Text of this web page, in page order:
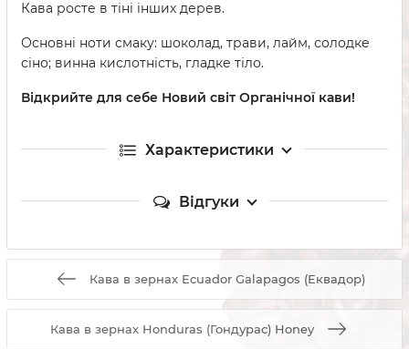
Кава росте в тіні інших дерев.
Основні ноти смаку: шоколад, трави, лайм, солодке
сіно; винна кислотність, гладке тіло.
Відкрийте для себе Новий світ Органічної кави!
Характеристики
Відгуки
Кава в зернах Ecuador Galapagos (Еквадор)
Кава в зернах Honduras (Гондурас) Honey